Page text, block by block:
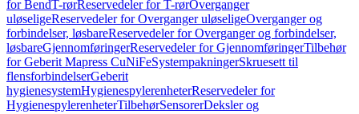
for BendT-rørReservedeler for T-rørOverganger
uløseligeReservedeler for Overganger uløseligeOverganger og
forbindelser, løsbareReservedeler for Overganger og forbindelser,
løsbareGjennomføringerReservedeler for GjennomføringerTilbehør
for Geberit Mapress CuNiFeSystempakningerSkruesett til
flensforbindelserGeberit
hygienesystemHygienespylerenheterReservedeler for
HygienespylerenheterTilbehørSensorerDeksler og